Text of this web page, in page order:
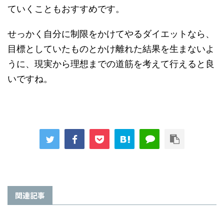
ていくこともおすすめです。
せっかく自分に制限をかけてやるダイエットなら、
目標としていたものとかけ離れた結果を生まないよ
うに、現実から理想までの道筋を考えて行えると良
いですね。
関連記事